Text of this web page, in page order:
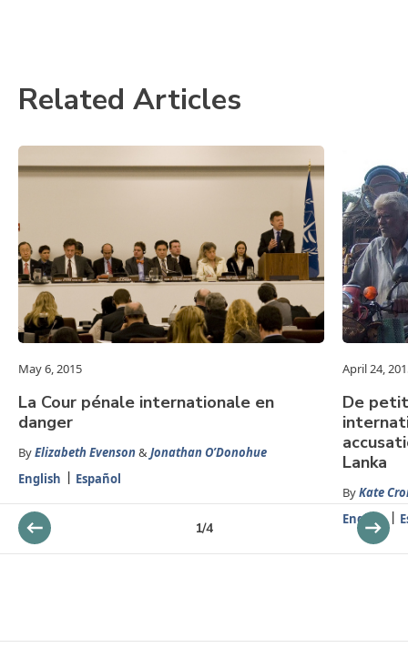
Related Articles
May 6, 2015
La Cour pénale internationale en
danger
ByElizabeth Evenson& Jonathan O’Donohue
English
Español
April 24,
De
Lanka
ByKate
English
1/4